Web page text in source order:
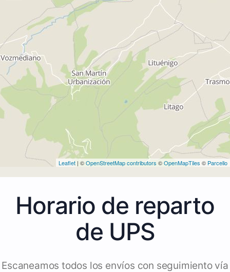
Leaflet | ©OpenStreetMap contributors ©OpenMapTiles © Parcello
Horario de reparto
de UPS
Escaneamos todos los envíos con seguimiento vía